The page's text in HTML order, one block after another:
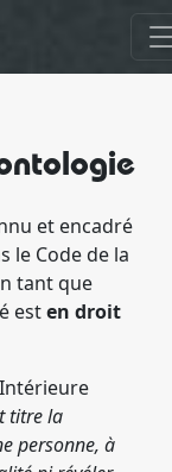
et encadré
le Code de la
tant que
esten droit
titre la
personne, à